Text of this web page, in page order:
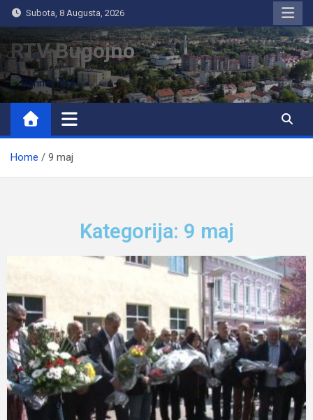
Subota, 8 Augusta, 2026
RTV Bugojno
Home 9 maj
Kategorija: 9 maj